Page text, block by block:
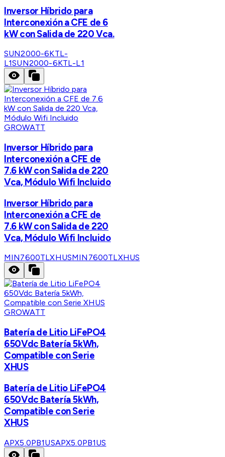
Inversor Híbrido para
Interconexión a CFE de 6
kW con Salida de 220 Vca.
SUN2000-6KTL-
L1SUN2000-6KTL-L1
GROWATT
Inversor Híbrido para
Interconexión a CFE de
7.6 kW con Salida de 220
Vca, Módulo Wifi Incluido
Inversor Híbrido para
Interconexión a CFE de
7.6 kW con Salida de 220
Vca, Módulo Wifi Incluido
MIN7600TLXHUSMIN7600TLXHUS
GROWATT
Batería de Litio LiFePO4
650Vdc Batería 5kWh,
Compatible con Serie
XHUS
Batería de Litio LiFePO4
650Vdc Batería 5kWh,
Compatible con Serie
XHUS
APX5.0PB1USAPX5.0PB1US